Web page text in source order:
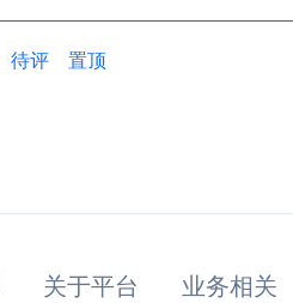
待评 置顶
关于平台 业务相关